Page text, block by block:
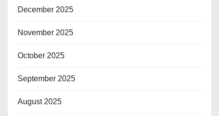
December 2025
November 2025
October 2025
September 2025
August 2025